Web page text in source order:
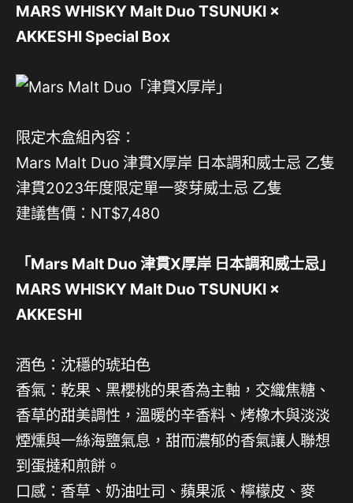
MARS WHISKY Malt Duo TSUNUKI ×
AKKESHI Special Box
限定木盒組內容：
Mars Malt Duo 津貫X厚岸 日本調和威士忌 乙隻
津貫2023年度限定單一麥芽威士忌 乙隻
建議售價：NT$7,480
「Mars Malt Duo 津貫X厚岸 日本調和威士忌」
MARS WHISKY Malt Duo TSUNUKI ×
AKKESHI
酒⾊：沈穩的琥珀⾊
香氣：乾果、黑櫻桃的果香為主軸，交織焦糖、
香草的甜美調性，溫暖的辛香料、烤橡木與淡淡
煙燻與一絲海鹽氣息，甜而濃郁的香氣讓人聯想
到蛋撻和煎餅。
⼝感：香草、奶油吐司、蘋果派、檸檬皮、麥